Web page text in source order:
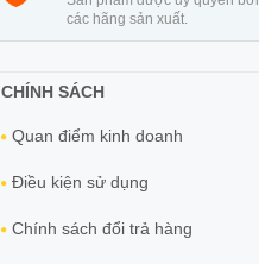
các hãng sản xuất.
CHÍNH SÁCH
Quan điểm kinh doanh
Điều kiện sử dụng
Chính sách đổi trả hàng